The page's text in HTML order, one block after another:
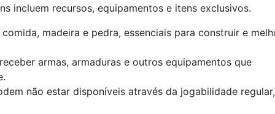
incluem recursos, equipamentos e itens exclusivos.
madeira e pedra, essenciais para construir e
armas, armaduras e outros equipamentos que
não estar disponíveis através da jogabilidade regular,